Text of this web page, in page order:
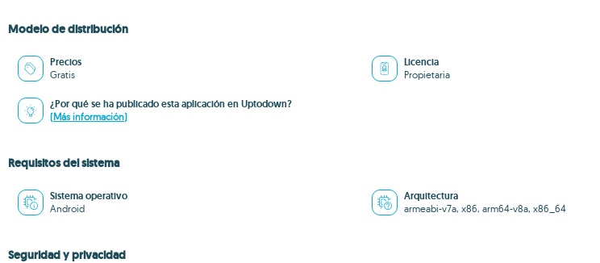
Modelo de distribución
Precios
Gratis
Licencia
Propietaria
¿Por qué se ha publicado esta aplicación en Uptodown?
(Más información)
Requisitos del sistema
Sistema operativo
Android
Arquitectura
armeabi-v7a, x86, arm64-v8a, x86_64
Seguridad y privacidad